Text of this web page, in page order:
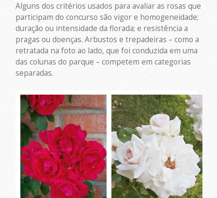
Alguns dos critérios usados para avaliar as rosas que
participam do concurso são vigor e homogeneidade;
duração ou intensidade da florada; e resistência a
pragas ou doenças. Arbustos e trepadeiras – como a
retratada na foto ao lado, que foi conduzida em uma
das colunas do parque – competem em categorias
separadas.